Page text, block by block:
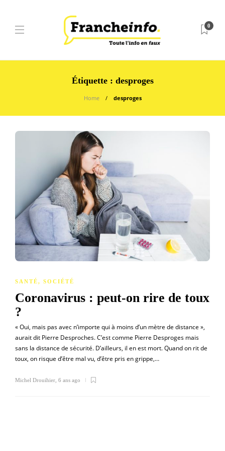
0
Étiquette : desproges
Home desproges
SANTÉ, SOCIÉTÉ
Coronavirus : peut-on rire de toux
?
« Oui, mais pas avec n’importe qui à moins d’un mètre de distance »,
aurait dit Pierre Desproches. C’est comme Pierre Desproges mais
sans la distance de sécurité. D’ailleurs, il en est mort. Quand on rit de
toux, on risque d’être mal vu, d’être pris en grippe,…
Michel Drouihier 6 ans ago